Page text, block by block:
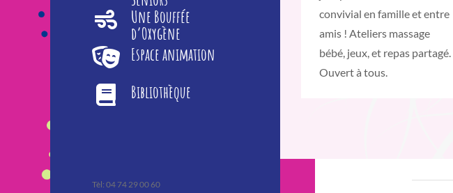
Une Bouffée
d’Oxygène
Espace animation
Bibliothèque
Tèl: 04 74 29 00 60
convivial en famille et entre
amis ! Ateliers massage
bébé, jeux, et repas partagé.
Ouvert à tous.